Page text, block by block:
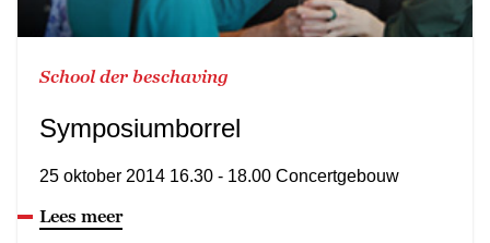
School der beschaving
Symposiumborrel
25 oktober 2014 16.30 - 18.00 Concertgebouw
Lees meer